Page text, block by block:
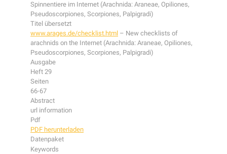
Spinnentiere im Internet (Arachnida: Araneae, Opiliones,
Pseudoscorpiones, Scorpiones, Palpigradi)
Titel übersetzt
www.arages.de/checklist.html – New checklists of
arachnids on the Internet (Arachnida: Araneae, Opiliones,
Pseudoscorpiones, Scorpiones, Palpigradi)
Ausgabe
Heft 29
Seiten
66-67
Abstract
url information
Pdf
PDF herunterladen
Datenpaket
Keywords